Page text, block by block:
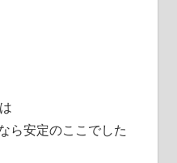
ら安定のここでした